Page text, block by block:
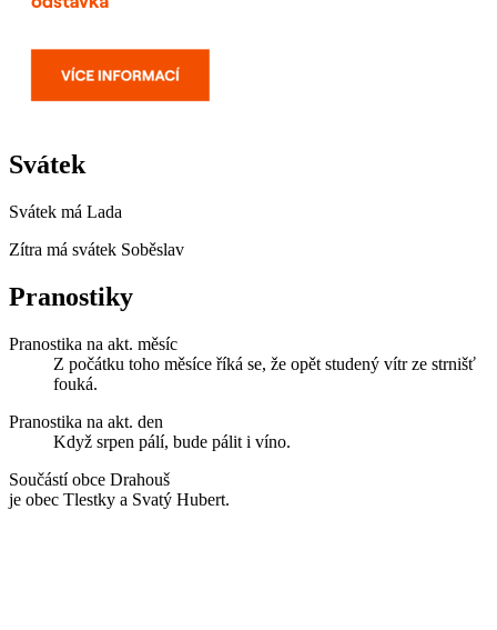
Svátek
Svátek má Lada
Zítra má svátek Soběslav
Pranostiky
Pranostika na akt. měsíc
Z počátku toho měsíce říká se, že opět studený vítr ze strnišť
fouká.
Pranostika na akt. den
Když srpen pálí, bude pálit i víno.
Součástí obce Drahouš
je obec Tlestky a Svatý Hubert.